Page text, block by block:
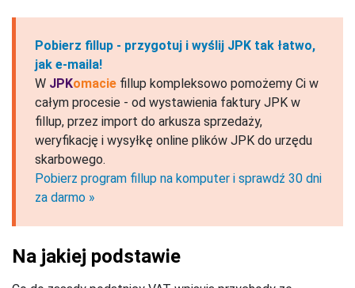
Pobierz fillup - przygotuj i wyślij JPK tak łatwo,
jak e‑maila!
W JPKomacie fillup kompleksowo pomożemy Ci w
całym procesie - od wystawienia faktury JPK w
fillup, przez import do arkusza sprzedaży,
weryfikację i wysyłkę online plików JPK do urzędu
skarbowego.
Pobierz program fillup na komputer i sprawdź 30 dni
za darmo »
Na jakiej podstawie